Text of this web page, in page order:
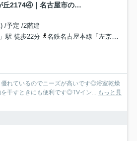
MIRASUMO緑区潮見が丘2174④｜名古屋市の戸建ならホームアップ
/予定 /2階建
駅 徒歩22分
名鉄名古屋本線「左京山」駅 徒歩23分
れているのでニーズが高いです◎浴室乾燥
干すときにも便利です◎TVイン... もっと見